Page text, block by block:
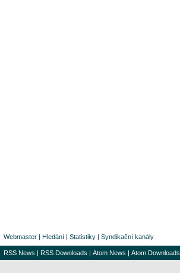
Webmaster | Hledání | Statistiky | Syndikační kanály
RSS News | RSS Downloads | Atom News | Atom Downloads